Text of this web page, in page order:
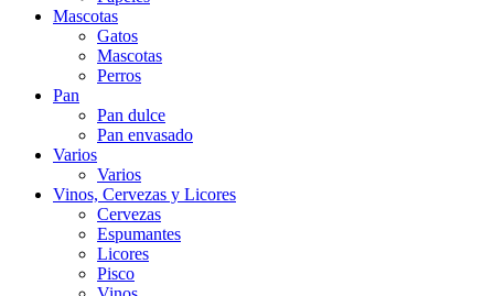
Mascotas
Gatos
Mascotas
Perros
Pan
Pan dulce
Pan envasado
Varios
Varios
Vinos, Cervezas y Licores
Cervezas
Espumantes
Licores
Pisco